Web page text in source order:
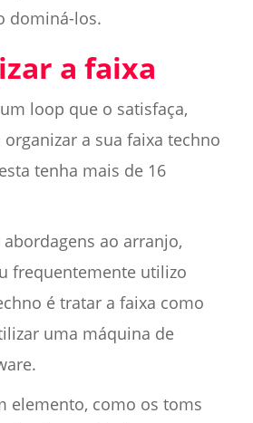
dominá-los.
a faixa
loop que o satisfaça,
a sua faixa techno
tenha mais de 16
abordagens ao arranjo,
frequentemente utilizo
é tratar a faixa como
uma máquina de
elemento, como os toms